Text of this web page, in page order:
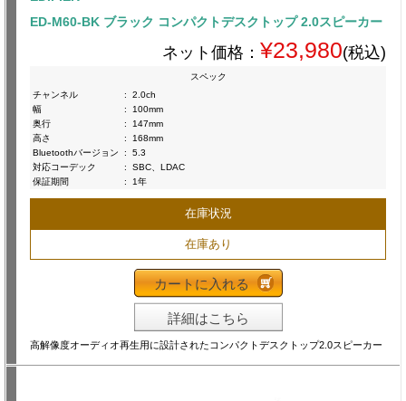
ED-M60-BK ブラック コンパクトデスクトップ 2.0スピーカー
ネット価格： ¥23,980(税込)
スペック
チャンネル
:
2.0ch
幅
:
100mm
奥行
:
147mm
高さ
:
168mm
Bluetoothバージョン
:
5.3
対応コーデック
:
SBC、LDAC
保証期間
: 1年
在庫状況
在庫あり
カートに入れる
詳細はこちら
高解像度オーディオ再生用に設計されたコンパクトデスクトップ2.0スピーカー